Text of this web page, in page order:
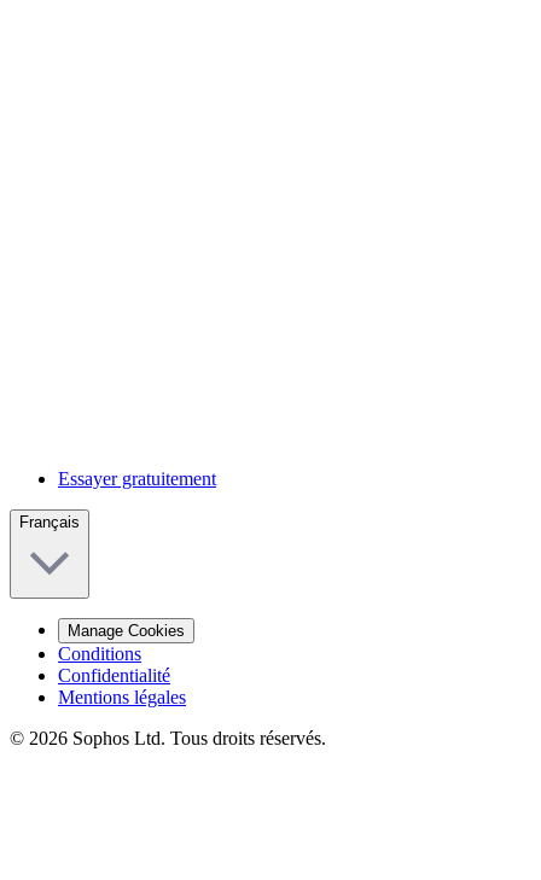
Essayer gratuitement
Français
Manage Cookies
Conditions
Confidentialité
Mentions légales
© 2026 Sophos Ltd. Tous droits réservés.